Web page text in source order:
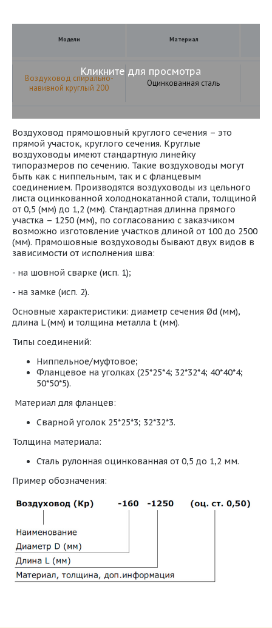
Модели Материал
Воздуховод спирально-
навивной круглый 200
Оцинкованная сталь
Кликните для просмотра
Воздуховод прямошовный круглого сечения – это
прямой участок, круглого сечения. Круглые
воздуховоды имеют стандартную линейку
типоразмеров по сечению. Такие воздуховоды могут
быть как с ниппельным, так и с фланцевым
соединением. Производятся воздуховоды из цельного
листа оцинкованной холоднокатанной стали, толщиной
от 0,5 (мм) до 1,2 (мм). Стандартная длинна прямого
участка – 1250 (мм), по согласованию с заказчиком
возможно изготовление участков длиной от 100 до 2500
(мм). Прямошовные воздуховоды бывают двух видов в
зависимости от исполнения шва:
- на шовной сварке (исп. 1);
- на замке (исп. 2).
Основные характеристики: диаметр сечения Ød (мм),
длина L (мм) и толщина металла t (мм).
Типы соединений:
Ниппельное/муфтовое;
Фланцевое на уголках (25*25*4; 32*32*4; 40*40*4;
50*50*5).
Материал для фланцев:
Сварной уголок 25*25*3; 32*32*3.
Толщина материала:
Сталь рулонная оцинкованная от 0,5 до 1,2 мм.
Пример обозначения:
оцинкованной стали.pdf